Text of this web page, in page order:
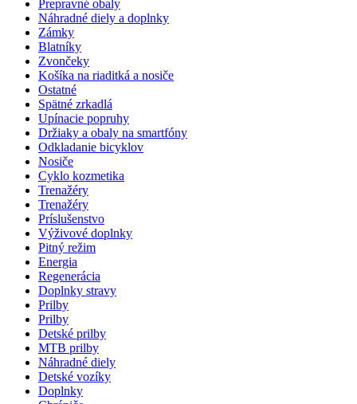
Prepravné obaly
Náhradné diely a doplnky
Zámky
Blatníky
Zvončeky
Košíka na riaditká a nosiče
Ostatné
Spätné zrkadlá
Upínacie popruhy
Držiaky a obaly na smartfóny
Odkladanie bicyklov
Nosiče
Cyklo kozmetika
Trenažéry
Trenažéry
Príslušenstvo
Výživové doplnky
Pitný režim
Energia
Regenerácia
Doplnky stravy
Prilby
Prilby
Detské prilby
MTB prilby
Náhradné diely
Detské vozíky
Doplnky